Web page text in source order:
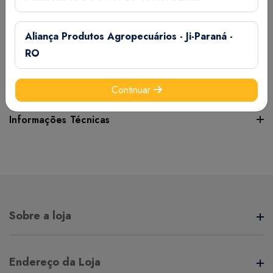
direta , manter afastado de produtos tóxicos, uma vez aerto
o pacote , guarde sempre bem fechado, para conservar
suas qualidades nutricionais e evitar contaminação, após
aberto consumir em até 15 dias. USO PRODIBIDO NA
ALIMENTAÇÃO DE RUMINANTES.
Informações Técnicas
Sobre a loja
A Aliança Distribuidora é referência no mercado de
Endereço da Loja
Aliança Produtos Agropecuários - Ji-Paraná -
RO
Continuar